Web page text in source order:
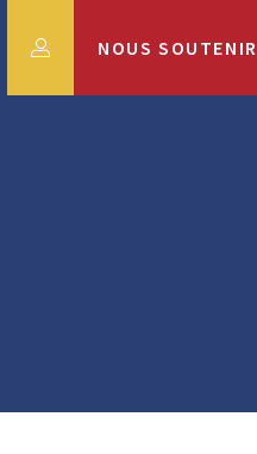
NOUS SOUTENIR